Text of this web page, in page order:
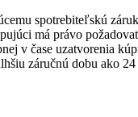
spotrebiteľskú
má právo
v čase uzatvorenia
záručnú dobu ako